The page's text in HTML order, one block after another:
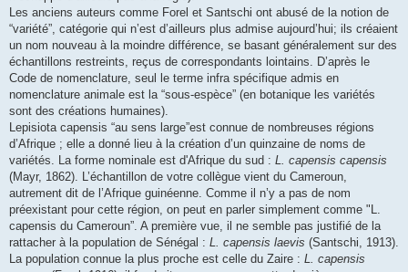
Les anciens auteurs comme Forel et Santschi ont abusé de la notion de
“variété”, catégorie qui n’est d’ailleurs plus admise aujourd’hui; ils créaient
un nom nouveau à la moindre différence, se basant généralement sur des
échantillons restreints, reçus de correspondants lointains. D’après le
Code de nomenclature, seul le terme infra spécifique admis en
nomenclature animale est la “sous-espèce” (en botanique les variétés
sont des créations humaines).
Lepisiota capensis “au sens large”est connue de nombreuses régions
d’Afrique ; elle a donné lieu à la création d’un quinzaine de noms de
variétés. La forme nominale est d'Afrique du sud : L. capensis capensis
(Mayr, 1862). L’échantillon de votre collègue vient du Cameroun,
autrement dit de l’Afrique guinéenne. Comme il n’y a pas de nom
préexistant pour cette région, on peut en parler simplement comme "L.
capensis du Cameroun”. A première vue, il ne semble pas justifié de la
rattacher à la population de Sénégal : L. capensis laevis (Santschi, 1913).
La population connue la plus proche est celle du Zaire : L. capensis